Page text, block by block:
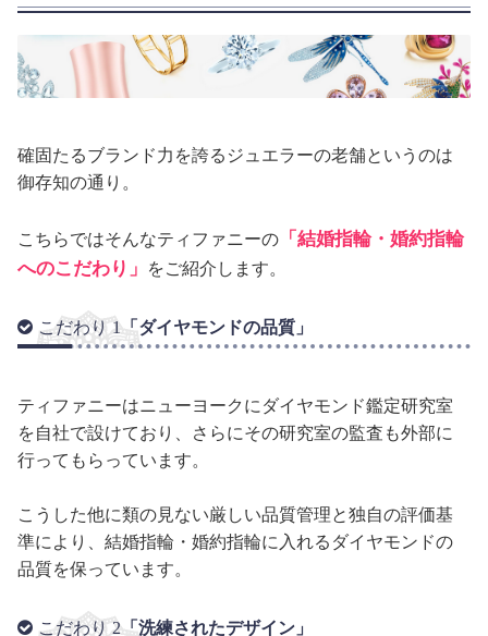
確固たるブランド力を誇るジュエラーの老舗というのは
御存知の通り。
こちらではそんなティファニーの 「結婚指輪・婚約指輪
へのこだわり」 をご紹介します。
こだわり 1 「ダイヤモンドの品質」
ティファニーはニューヨークにダイヤモンド鑑定研究室
を自社で設けており、さらにその研究室の監査も外部に
行ってもらっています。
こうした他に類の見ない厳しい品質管理と独自の評価基
準により、結婚指輪・婚約指輪に入れるダイヤモンドの
品質を保っています。
こだわり 2 「洗練されたデザイン」